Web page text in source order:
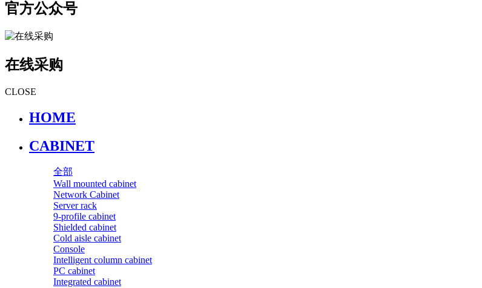
官方公众号
在线采购
CLOSE
HOME
CABINET
全部
Wall mounted cabinet
Network Cabinet
Server rack
9-profile cabinet
Shielded cabinet
Cold aisle cabinet
Console
Intelligent column cabinet
PC cabinet
Integrated cabinet